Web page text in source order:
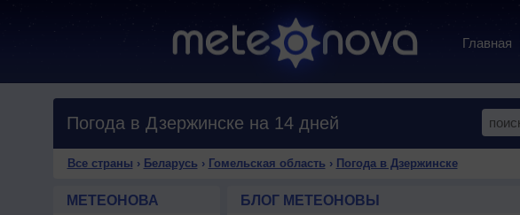
Главная
Погода в Дзержинске на 14 дней
Все страны › Беларусь › Гомельская область › Погода в Дзержинске
МЕТЕОНОВА БЛОГ МЕТЕОНОВЫ